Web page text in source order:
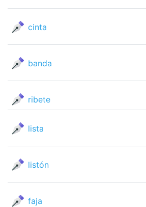
cinta
banda
ribete
lista
listón
faja